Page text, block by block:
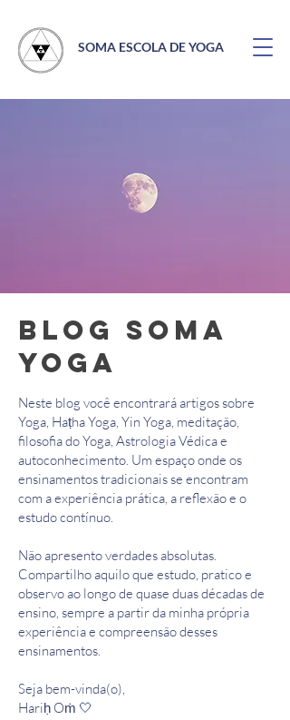
SOMA ESCOLA DE YOGA
Blog Soma
Yoga
Neste blog você encontrará artigos sobre
Yoga, Haṭha Yoga, Yin Yoga, meditação,
filosofia do Yoga, Astrologia Védica e
autoconhecimento. Um espaço onde os
ensinamentos tradicionais se encontram
com a experiência prática, a reflexão e o
estudo contínuo.
Não apresento verdades absolutas.
Compartilho aquilo que estudo, pratico e
observo ao longo de quase duas décadas de
ensino, sempre a partir da minha própria
experiência e compreensão desses
ensinamentos.
Seja bem-vinda(o),
Hariḥ Oṁ 🤍